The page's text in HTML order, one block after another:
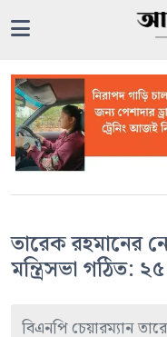
তারেক রহমানের
মন্ত্রিসভা গঠিত:
বিএনপি চেয়ারম্যান